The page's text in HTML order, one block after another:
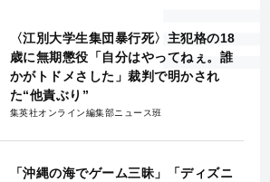
〈江別大学生集団暴行死〉主犯格の18
歳に無期懲役「自分はやってねぇ。誰
かがトドメさした」裁判で明かされ
た“他責ぶり”
集英社オンライン編集部ニュース班
「沖縄の海でゲーム三昧」「ディズニ